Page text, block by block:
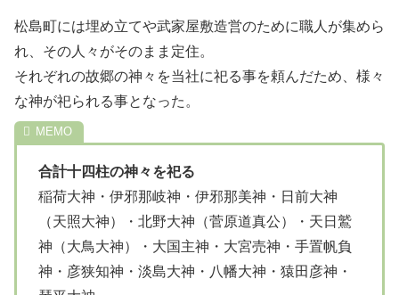
松島町には埋め立てや武家屋敷造営のために職人が集めら
れ、その人々がそのまま定住。
それぞれの故郷の神々を当社に祀る事を頼んだため、様々
な神が祀られる事となった。
合計十四柱の神々を祀る
稲荷大神・伊邪那岐神・伊邪那美神・日前大神
（天照大神）・北野大神（菅原道真公）・天日鷲
神（大鳥大神）・大国主神・大宮売神・手置帆負
神・彦狭知神・淡島大神・八幡大神・猿田彦神・